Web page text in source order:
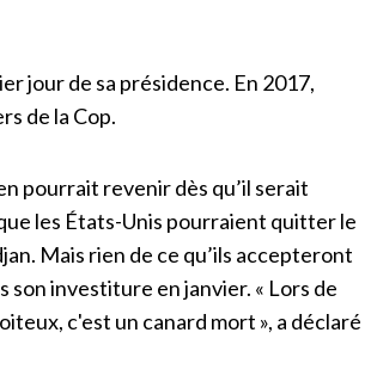
jour de sa présidence. En 2017,
de la Cop.
pourrait revenir dès qu’il serait
les États-Unis pourraient quitter le
Mais rien de ce qu’ils accepteront
investiture en janvier. « Lors de
c'est un canard mort », a déclaré